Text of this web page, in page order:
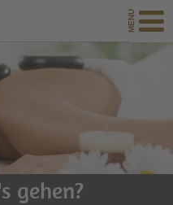
gehen?